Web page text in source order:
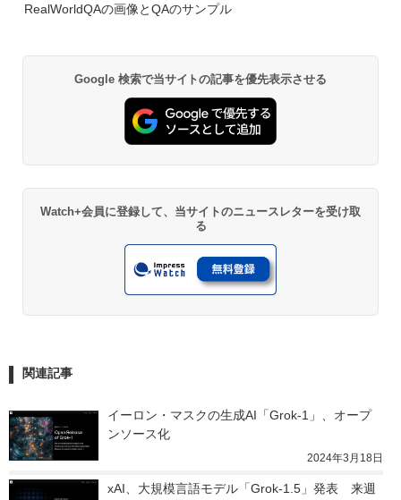
RealWorldQAの画像とQAのサンプル
Google 検索で当サイトの記事を優先表示させる
Watch+会員に登録して、当サイトのニュースレターを受け取
る
関連記事
イーロン・マスクの生成AI「Grok-1」、オープ
ンソース化
2024年3月18日
xAI、大規模言語モデル「Grok-1.5」発表　来週